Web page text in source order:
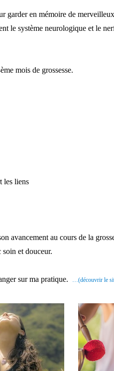
garder en mémoire de
le système neurologique et le
mois de grossesse.
les liens
avancement au cours de la
et douceur.
sur ma pratique. …(découvrir le